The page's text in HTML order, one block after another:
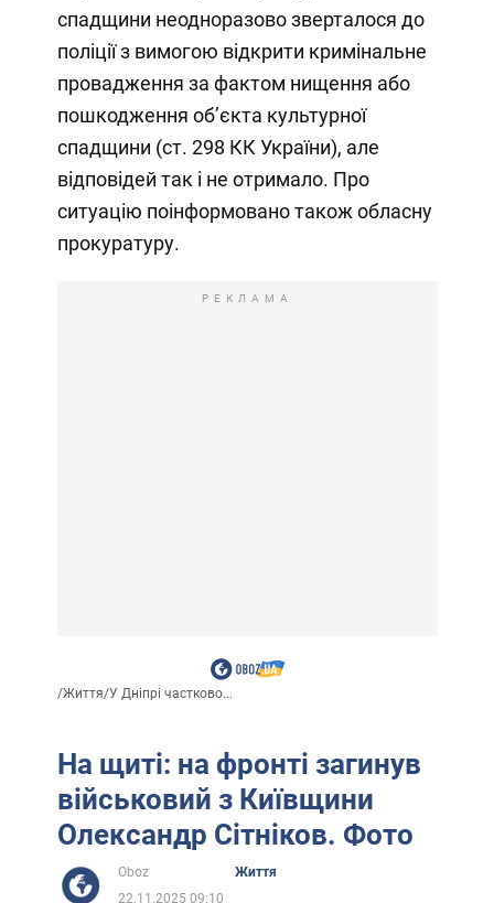
спадщини неодноразово зверталося до
поліції з вимогою відкрити кримінальне
провадження за фактом нищення або
пошкодження об’єкта культурної
спадщини (ст. 298 КК України), але
відповідей так і не отримало. Про
ситуацію поінформовано також обласну
прокуратуру.
РЕКЛАМА
/Життя/У Дніпрі частково...
На щиті: на фронті загинув
військовий з Київщини
Олександр Сітніков. Фото
Oboz
Життя
22.11.2025 09:10